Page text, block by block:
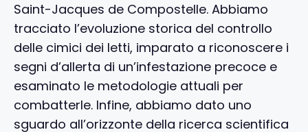
Saint-Jacques de Compostelle. Abbiamo
tracciato l’evoluzione storica del controllo
delle cimici dei letti, imparato a riconoscere i
segni d’allerta di un’infestazione precoce e
esaminato le metodologie attuali per
combatterle. Infine, abbiamo dato uno
sguardo all’orizzonte della ricerca scientifica